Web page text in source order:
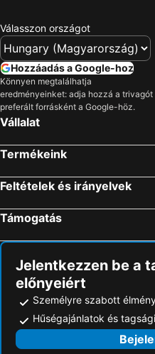
Lurdy Ház
Újpest
Hungexpo
Kelenföld
Művészetek Völgye
Aranypart
II. Kerület
Belváros
Váci utca
Szabadifürdő
Kispest
Hősök tere
Rám-szakadék
Visegrádi Bobpálya
Válasszon országot
Hozzáadás a Google-hoz
Könnyen megtalálhatja
eredményeinket: adja hozzá a trivagót
preferált forrásként a Google-höz.
Vállalat
Termékeink
Feltételek és irányelvek
Támogatás
Jelentkezzen be a
előnyeiért
Személyre szabott
Hűségajánlatok és